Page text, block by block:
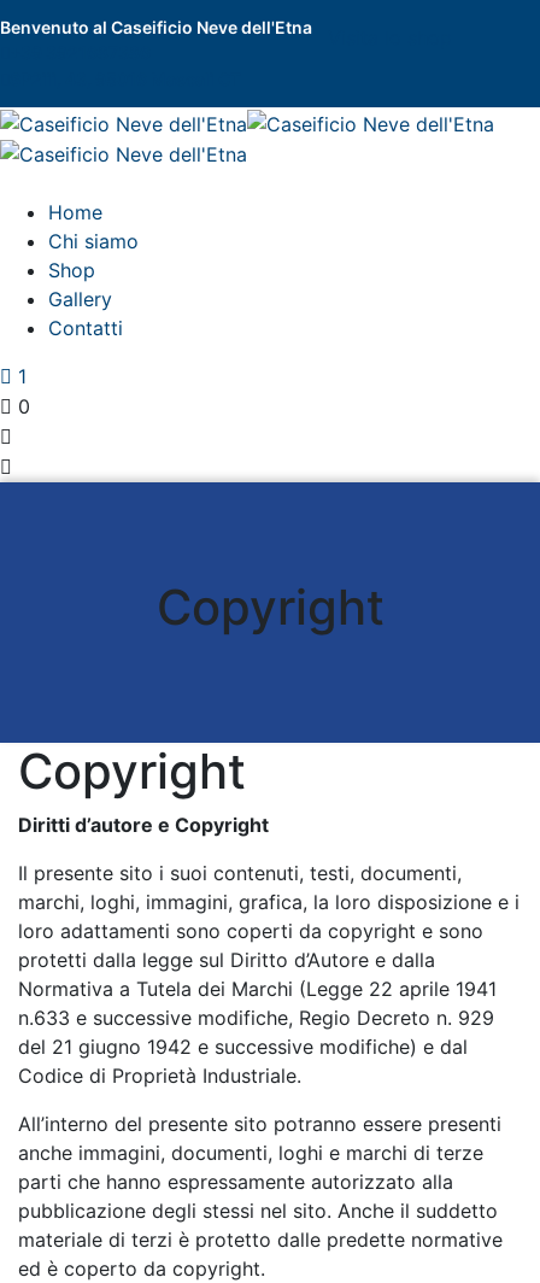
Benvenuto al Caseificio Neve dell'Etna
Home
Chi siamo
Shop
Gallery
Contatti
1
0
Copyright
Copyright
Diritti d’autore e Copyright
Il presente sito i suoi contenuti, testi, documenti,
marchi, loghi, immagini, grafica, la loro disposizione e i
loro adattamenti sono coperti da copyright e sono
protetti dalla legge sul Diritto d’Autore e dalla
Normativa a Tutela dei Marchi (Legge 22 aprile 1941
n.633 e successive modifiche, Regio Decreto n. 929
del 21 giugno 1942 e successive modifiche) e dal
Codice di Proprietà Industriale.
All’interno del presente sito potranno essere presenti
anche immagini, documenti, loghi e marchi di terze
parti che hanno espressamente autorizzato alla
pubblicazione degli stessi nel sito. Anche il suddetto
materiale di terzi è protetto dalle predette normative
ed è coperto da copyright.